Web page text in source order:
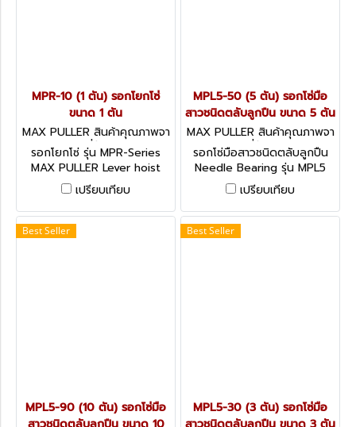
MPR-10 (1 ตัน) รอกโยกโซ่
ขนาด 1 ตัน
MAX PULLER สินค้าคุณภาพจา
กประเทศญี่ปุ่น MPR-10
รอกโยกโซ่ รุ่น MPR-Series
MAX PULLER Lever hoist
เปรียบเทียบ
MPL5-50 (5 ตัน) รอกโซ่มือ
สาวชนิดตลับลูกปืน ขนาด 5 ตัน
MAX PULLER สินค้าคุณภาพจา
กประเทศญี่ปุ่น MPL5-50
รอกโซ่มือสาวชนิดตลับลูกปืน
Needle Bearing รุ่น MPL5
ผ่านการรับรองมาตรฐาน CE
และ ISO9001
เปรียบเทียบ
Best Seller
MPL5-90 (10 ตัน) รอกโซ่มือ
Best Seller
MPL5-30 (3 ตัน) รอกโซ่มือ